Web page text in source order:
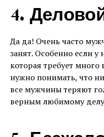
4.
Да да! Очень часто
занят. Особенно если у
которая требует много
нужно понимать, что
все мужчины теряют
верным любимому делу